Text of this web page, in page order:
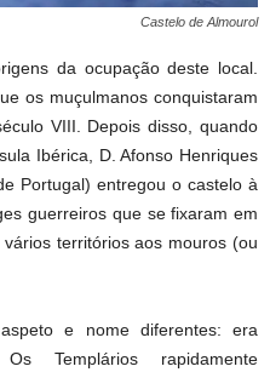
Castelo de Almourol
da ocupação deste local.
os muçulmanos conquistaram
VIII. Depois disso, quando
Ibérica, D. Afonso Henriques
Portugal) entregou o castelo à
guerreiros que se fixaram em
territórios aos mouros (ou
e nome diferentes: era
Templários rapidamente